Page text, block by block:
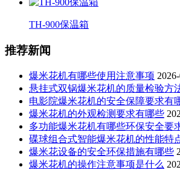
TH-900保温箱
推荐新闻
爆米花机有哪些使用注意事项
悬挂式双锅爆米花机的质量检验方
电影院爆米花机的安全保障要求有
爆米花机的外观检测要求有哪些
多功能爆米花机有哪些环保安全要
碟球组合式智能爆米花机的性能特
爆米花设备的安全环保措施有哪些
爆米花机的操作注意事项是什么